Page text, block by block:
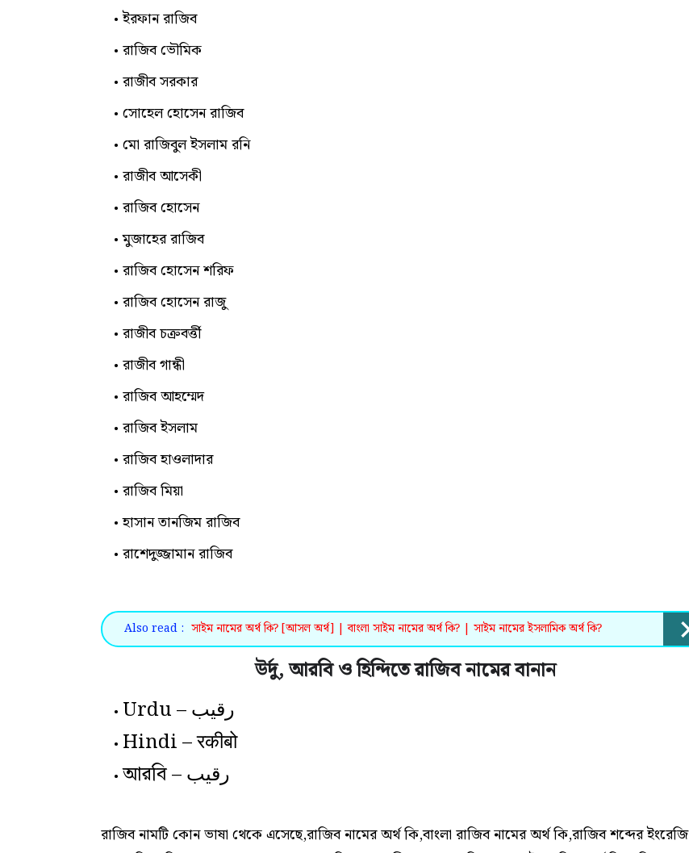
ইরফান রাজিব
রাজিব ভৌমিক
রাজীব সরকার
সোহেল হোসেন রাজিব
মো রাজিবুল ইসলাম রনি
রাজীব আসেকী
রাজিব হোসেন
মুজাহের রাজিব
রাজিব হোসেন শরিফ
রাজিব হোসেন রাজু
রাজীব চক্রবর্ত্তী
রাজীব গান্ধী
রাজিব আহম্মেদ
রাজিব ইসলাম
রাজিব হাওলাদার
রাজিব মিয়া
হাসান তানজিম রাজিব
রাশেদুজ্জামান রাজিব
Also read : সাইম নামের অর্থ কি? [আসল অর্থ] | বাংলা সাইম নামের অর্থ কি? | সাইম নামের ইসলামিক অর্থ কি?
উর্দু, আরবি ও হিন্দিতে রাজিব নামের বানান
Urdu – رقیب
Hindi – रकीबो
আরবি – رقيب
রাজিব নামটি কোন ভাষা থেকে এসেছে,রাজিব নামের অর্থ কি,বাংলা রাজিব নামের অর্থ কি,রাজিব শব্দের ইংরেজি